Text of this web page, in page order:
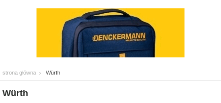
strona główna Würth
Würth